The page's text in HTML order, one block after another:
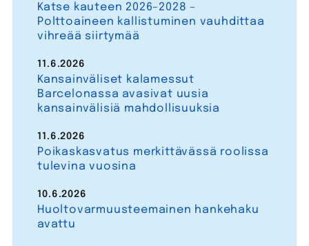
Katse kauteen 2026–2028 –
Polttoaineen kallistuminen vauhdittaa
vihreää siirtymää
Kansainväliset kalamessut
Barcelonassa avasivat uusia
kansainvälisiä mahdollisuuksia
11.6.2026
Poikaskasvatus merkittävässä roolissa
tulevina vuosina
11.6.2026
Huoltovarmuusteemainen hankehaku
avattu
10.6.2026